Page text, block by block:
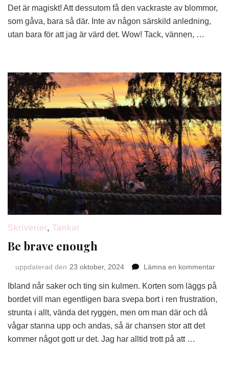
bråk
Det är magiskt! Att dessutom få den vackraste av blommor,
som gåva, bara så där. Inte av någon särskild anledning,
utan bara för att jag är värd det. Wow! Tack, vännen, …
Skriverier, Tankar
Be brave enough
uppdaterad den 23 oktober, 2024 Lämna en kommentarpå
Ibland når saker och ting sin kulmen. Korten som läggs på
bordet vill man egentligen bara svepa bort i ren frustration,
strunta i allt, vända det ryggen, men om man där och då
vågar stanna upp och andas, så är chansen stor att det
kommer något gott ur det. Jag har alltid trott på att …